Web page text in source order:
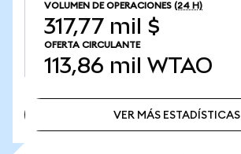
VOLUMEN DE OPERACIONES (24 H)
317,77 mil $
OFERTA CIRCULANTE
113,86 mil WTAO
VER MÁS ESTADÍSTICAS